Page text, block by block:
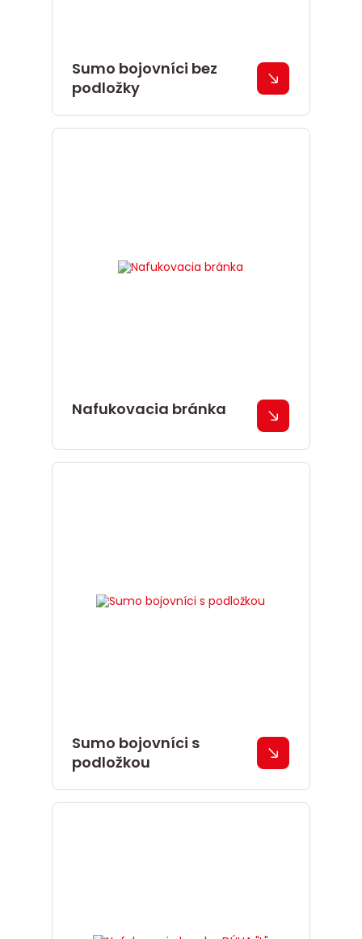
Sumo bojovníci bez
podložky
Nafukovacia bránka
Sumo bojovníci s
podložkou